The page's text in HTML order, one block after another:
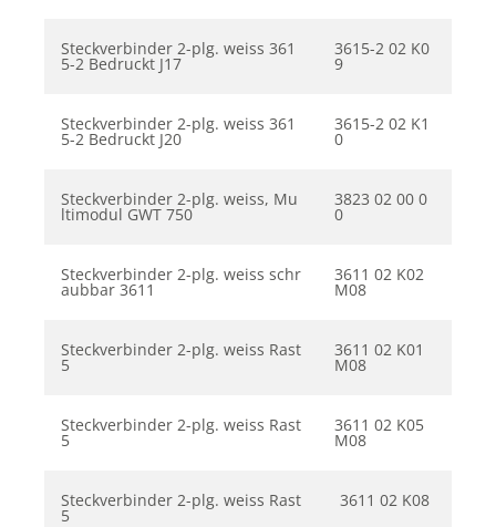
Steckverbinder 2-plg. weiss 361
5-2 Bedruckt J17
3615-2 02 K0
9
Steckverbinder 2-plg. weiss 361
5-2 Bedruckt J20
3615-2 02 K1
0
Steckverbinder 2-plg. weiss, Mu
ltimodul GWT 750
3823 02 00 0
0
Steckverbinder 2-plg. weiss schr
aubbar 3611
3611 02 K02
M08
Steckverbinder 2-plg. weiss Rast
5
3611 02 K01
M08
Steckverbinder 2-plg. weiss Rast
5
3611 02 K05
M08
Steckverbinder 2-plg. weiss Rast
5
3611 02 K08